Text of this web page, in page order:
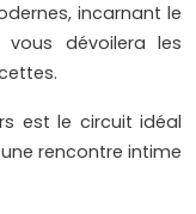
incarnant le
vous dévoilera les
est le circuit idéal
rencontre intime